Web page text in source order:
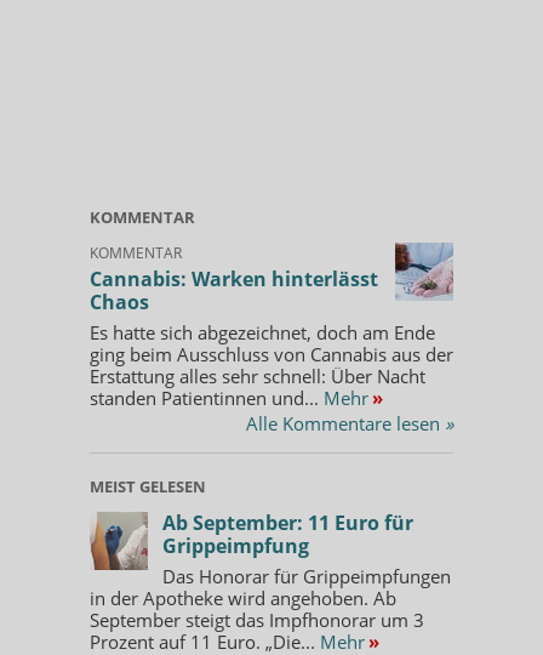
KOMMENTAR
KOMMENTAR
Cannabis: Warken hinterlässt
Chaos
Es hatte sich abgezeichnet, doch am Ende
ging beim Ausschluss von Cannabis aus der
Erstattung alles sehr schnell: Über Nacht
standen Patientinnen und... Mehr »
Alle Kommentare lesen »
MEIST GELESEN
Ab September: 11 Euro für
Grippeimpfung
Das Honorar für Grippeimpfungen
in der Apotheke wird angehoben. Ab
September steigt das Impfhonorar um 3
Prozent auf 11 Euro. „Die... Mehr »